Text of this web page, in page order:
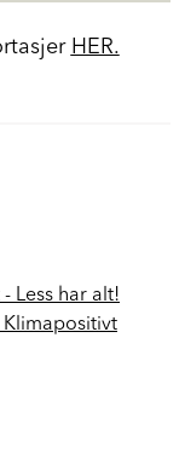
HER.
Less har alt!